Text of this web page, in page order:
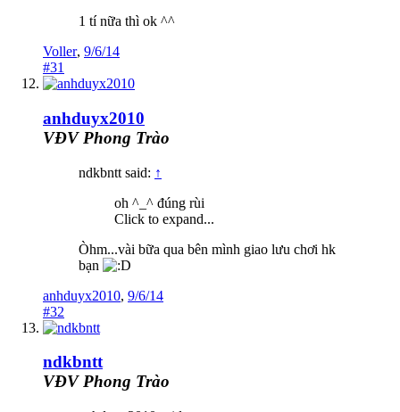
1 tí nữa thì ok ^^
Voller, 9/6/14
#31
anhduyx2010
VĐV Phong Trào
ndkbntt said: ↑
oh ^_^ đúng rùi
Click to expand...
Òhm...vài bữa qua bên mình giao lưu chơi hk
bạn
anhduyx2010, 9/6/14
#32
ndkbntt
VĐV Phong Trào